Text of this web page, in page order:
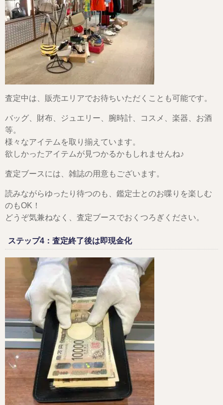
査定中は、販売エリアでお待ちいただくことも可能です。
バッグ、財布、ジュエリー、腕時計、コスメ、楽器、お酒
等。
様々なアイテムを取り揃えています。
欲しかったアイテムが見つかるかもしれませんね♪
査定ブースには、雑誌の用意もございます。
読みながらゆったり待つのも、鑑定士とのお喋りを楽しむ
のもOK！
どうぞ気兼ねなく、査定ブースでおくつろぎください。
ステップ4：査定終了後は即現金化